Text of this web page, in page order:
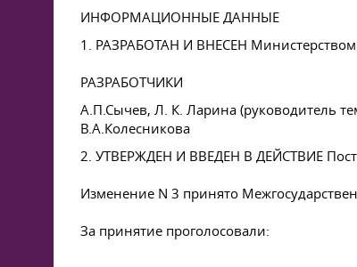
ИНФОРМАЦИОННЫЕ ДАННЫЕ
1. РАЗРАБОТАН И ВНЕСЕН
РАЗРАБОТЧИКИ
А.П.Сычев, Л. К. Ларина (руководитель
В.А.Колесникова
2. УТВЕРЖДЕН И ВВЕДЕН В ДЕЙСТВИЕ
Изменение N 3 принято
За принятие проголосовали: